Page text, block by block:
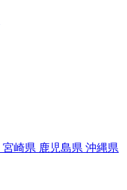
宮崎県 鹿児島県 沖縄県